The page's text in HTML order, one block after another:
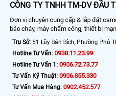
CÔNG TY TNHH TM-DV ĐẦU
Đơn vị chuyên cung cấp & lắp đặt
báo cháy, máy chấm công, thiết bị
Trụ Sở: 51 Lũy Bán Bích, Phường Phú
Hotline Tư Vấn: 0938.11.23.99
Hotline Tư Vấn 1: 0906.72.73.77
Tư Vấn Kỹ Thuật: 0906.855.330
Tư Vấn Mua Hàng: 0902.452.577